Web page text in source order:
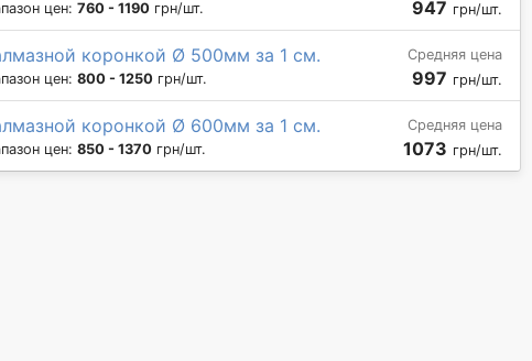
цен: 760 - 1190 грн/шт. 947 грн/шт.
коронкой Ø 500мм за 1 см.
цен: 800 - 1250 грн/шт.
Средняя цена
997 грн/шт.
коронкой Ø 600мм за 1 см.
цен: 850 - 1370 грн/шт.
Средняя цена
1073 грн/шт.